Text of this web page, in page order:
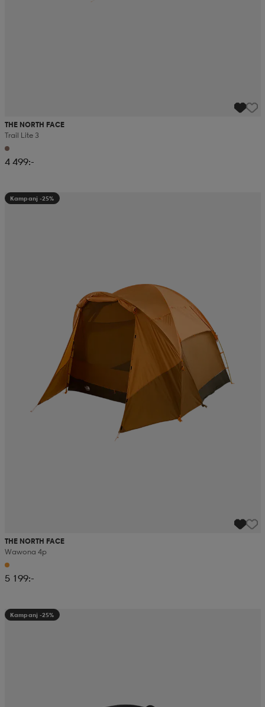
THE NORTH FACE
Trail Lite 3
4 499:-
Kampanj -25%
THE NORTH FACE
Wawona 4p
5 199:-
Kampanj -25%